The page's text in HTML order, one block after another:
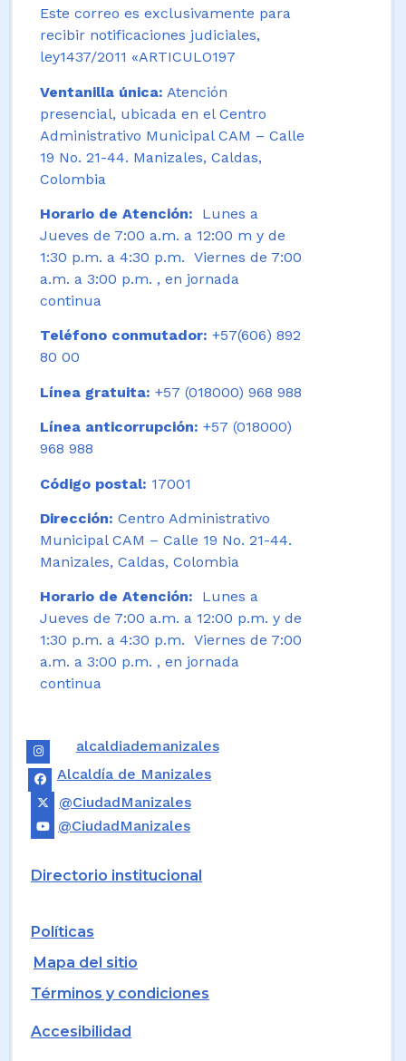
Este correo es exclusivamente para
recibir notificaciones judiciales,
ley1437/2011 «ARTICULO197
Ventanilla única: Atención
presencial, ubicada en el Centro
Administrativo Municipal CAM – Calle
19 No. 21-44. Manizales, Caldas,
Colombia
Horario de Atención:
Lunes a
Jueves de 7:00 a.m. a 12:00 m y de
1:30 p.m. a 4:30 p.m. Viernes de 7:00
a.m. a 3:00 p.m. , en jornada
continua
Teléfono conmutador: +57(606) 892
80 00
Línea gratuita: +57 (018000) 968 988
Línea anticorrupción: +57 (018000)
968 988
Código postal: 17001
Dirección: Centro Administrativo
Municipal CAM – Calle 19 No. 21-44.
Manizales, Caldas, Colombia
Horario de Atención: Lunes a
Jueves de 7:00 a.m. a 12:00 p.m. y de
1:30 p.m. a 4:30 p.m. Viernes de 7:00
a.m. a 3:00 p.m. , en jornada
continua
alcaldiademanizales
Alcaldía de Manizales
@CiudadManizales
@CiudadManizales
Directorio institucional
Políticas
Mapa del sitio
Términos y condiciones
Accesibilidad